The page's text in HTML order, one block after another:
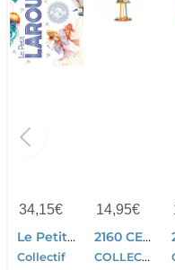
34,15€
Le Petit Larousse Illustre (edition 2027)
Collectif
14,95€
2160 CERF VOLANT MAXI BIRD
COLLECTIF